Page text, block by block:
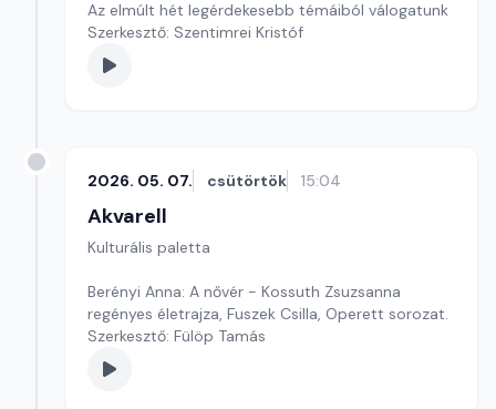
Az elmúlt hét legérdekesebb témáiból válogatunk
Szerkesztő: Szentimrei Kristóf
2026. 05. 07. csütörtök 15:04
Akvarell
Kulturális paletta
Berényi Anna: A nővér - Kossuth Zsuzsanna
regényes életrajza, Fuszek Csilla, Operett sorozat.
Szerkesztő: Fülöp Tamás